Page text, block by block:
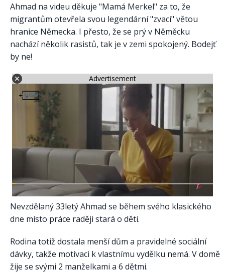
Ahmad na videu děkuje "Mamá Merkel" za to, že
migrantům otevřela svou legendární "zvací" větou
hranice Německa. I přesto, že se prý v Něměcku
nachází několik rasistů, tak je v zemi spokojený. Bodejť
by ne!
Advertisement
Nevzdělaný 33letý Ahmad se během svého klasického
dne místo práce raději stará o děti.
Rodina totiž dostala menší dům a pravidelné sociální
dávky, takže motivaci k vlastnímu vydělku nemá. V domě
žije se svými 2 manželkami a 6 dětmi.